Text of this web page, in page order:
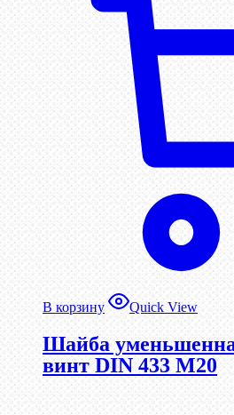
В корзину Quick View
Шайба
винт DIN 433 М20